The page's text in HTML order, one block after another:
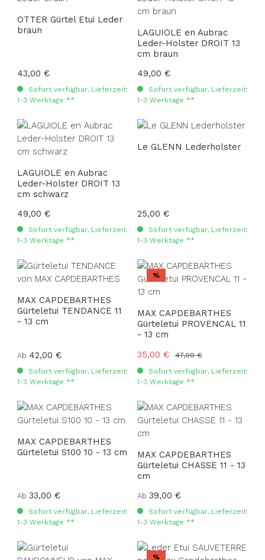
OTTER Gürtel Etui Leder
braun
Regulärer Preis:
43,00 €
Sofort verfügbar, Lieferzeit:
1-3 Werktage **
LAGUIOLE en Aubrac
Leder-Holster DROIT 13
cm braun
Regulärer Preis:
49,00 €
Sofort verfügbar, Lieferzeit:
1-3 Werktage **
LAGUIOLE en Aubrac
Leder-Holster DROIT 13
cm schwarz
Regulärer Preis:
49,00 €
Sofort verfügbar, Lieferzeit:
1-3 Werktage **
Le GLENN Lederholster
Regulärer Preis:
25,00 €
Sofort verfügbar, Lieferzeit:
1-3 Werktage **
MAX CAPDEBARTHES
Gürteletui TENDANCE 11
- 13 cm
Regulärer Preis:
Ab 42,00 €
Sofort verfügbar, Lieferzeit:
1-3 Werktage **
Rabatt
%
MAX CAPDEBARTHES
Gürteletui PROVENCAL 11
- 13 cm
Verkaufspreis:
35,00 € Regulärer Preis:
47,00 €
Sofort verfügbar, Lieferzeit:
1-3 Werktage **
MAX CAPDEBARTHES
Gürteletui S100 10 - 13 cm
Regulärer Preis:
Ab 33,00 €
Sofort verfügbar, Lieferzeit:
1-3 Werktage **
MAX CAPDEBARTHES
Gürteletui CHASSE 11 - 13
cm
Regulärer Preis:
Ab 39,00 €
Sofort verfügbar, Lieferzeit:
1-3 Werktage **
Rabatt
%